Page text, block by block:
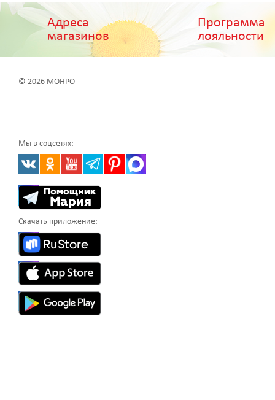
Адреса
магазинов
Программа
лояльности
© 2026 МОНРО
Мы в соцсетях:
Скачать приложение: